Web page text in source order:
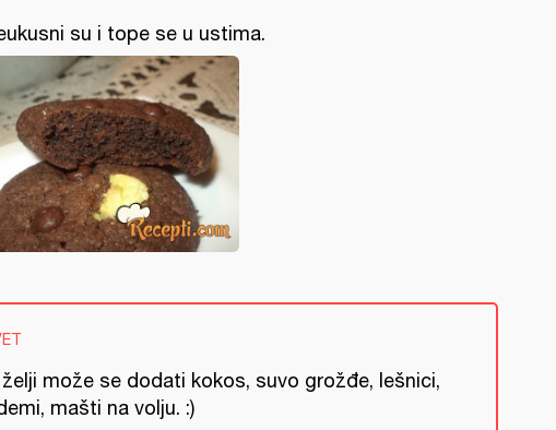
su i tope se u ustima.
može se dodati kokos, suvo grožđe, lešnici,
mašti na volju. :)